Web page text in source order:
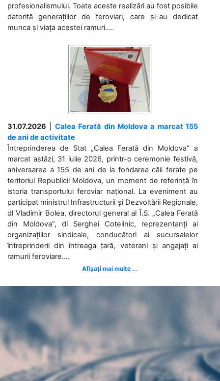
profesionalismului. Toate aceste realizări au fost posibile
datorită generațiilor de feroviari, care și-au dedicat
munca și viața acestei ramuri....
31.07.2026
Calea Ferată din Moldova a marcat 155
de ani de activitate
Întreprinderea de Stat „Calea Ferată din Moldova” a
marcat astăzi, 31 iulie 2026, printr-o ceremonie festivă,
aniversarea a 155 de ani de la fondarea căii ferate pe
teritoriul Republicii Moldova, un moment de referință în
istoria transportului feroviar național. La eveniment au
participat ministrul Infrastructurii și Dezvoltării Regionale,
dl Vladimir Bolea, directorul general al Î.S. „Calea Ferată
din Moldova”, dl Serghei Cotelinic, reprezentanți ai
organizațiilor sindicale, conducători ai sucursalelor
întreprinderii din întreaga țară, veterani și angajați ai
ramurii feroviare....
Afișați mai multe ...